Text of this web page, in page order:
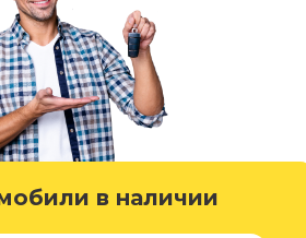
в наличии